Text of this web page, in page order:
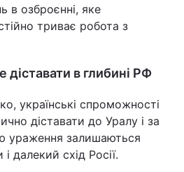
в озброєнні, яке
триває робота з
діставати в глибині РФ
українські спроможності
діставати до Уралу і за
ураження залишаються
і далекий схід Росії.